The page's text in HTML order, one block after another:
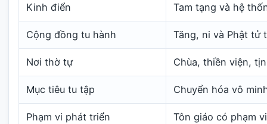
Kinh điển Tam tạng và hệ
Cộng đồng tu hành Tăng, ni và Phật tử
Nơi thờ tự Chùa, thiền viện,
Mục tiêu tu tập Chuyển hóa vô
Phạm vi phát triển Tôn giáo có phạm